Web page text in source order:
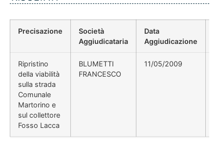
Precisazione
Società
Aggiudicataria
Data
Aggiudicazione
Ripristino
della viabilità
sulla strada
Comunale
Martorino e
sul collettore
Fosso Lacca
BLUMETTI
FRANCESCO
11/05/2009